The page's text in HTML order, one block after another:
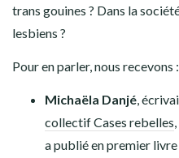
trans gouines ? Dans la
lesbiens ?
Pour en parler, nous recevons :
Michaëla Danjé,
collectif Cases rebelles
a publié en premier livre